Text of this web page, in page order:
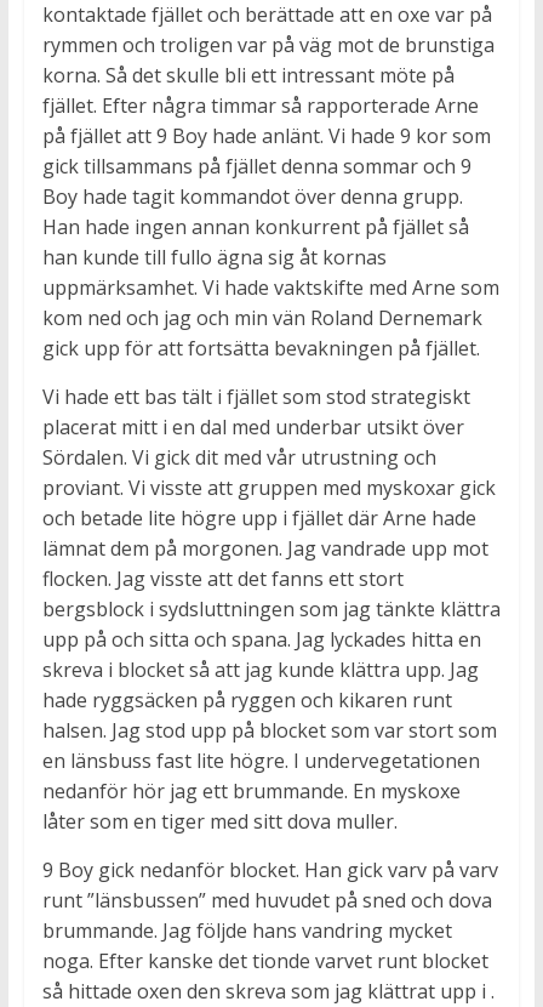
kontaktade fjället och berättade att en oxe var på
rymmen och troligen var på väg mot de brunstiga
korna. Så det skulle bli ett intressant möte på
fjället. Efter några timmar så rapporterade Arne
på fjället att 9 Boy hade anlänt. Vi hade 9 kor som
gick tillsammans på fjället denna sommar och 9
Boy hade tagit kommandot över denna grupp.
Han hade ingen annan konkurrent på fjället så
han kunde till fullo ägna sig åt kornas
uppmärksamhet. Vi hade vaktskifte med Arne som
kom ned och jag och min vän Roland Dernemark
gick upp för att fortsätta bevakningen på fjället.
Vi hade ett bas tält i fjället som stod strategiskt
placerat mitt i en dal med underbar utsikt över
Sördalen. Vi gick dit med vår utrustning och
proviant. Vi visste att gruppen med myskoxar gick
och betade lite högre upp i fjället där Arne hade
lämnat dem på morgonen. Jag vandrade upp mot
flocken. Jag visste att det fanns ett stort
bergsblock i sydsluttningen som jag tänkte klättra
upp på och sitta och spana. Jag lyckades hitta en
skreva i blocket så att jag kunde klättra upp. Jag
hade ryggsäcken på ryggen och kikaren runt
halsen. Jag stod upp på blocket som var stort som
en länsbuss fast lite högre. I undervegetationen
nedanför hör jag ett brummande. En myskoxe
låter som en tiger med sitt dova muller.
9 Boy gick nedanför blocket. Han gick varv på varv
runt ”länsbussen” med huvudet på sned och dova
brummande. Jag följde hans vandring mycket
noga. Efter kanske det tionde varvet runt blocket
så hittade oxen den skreva som jag klättrat upp i .